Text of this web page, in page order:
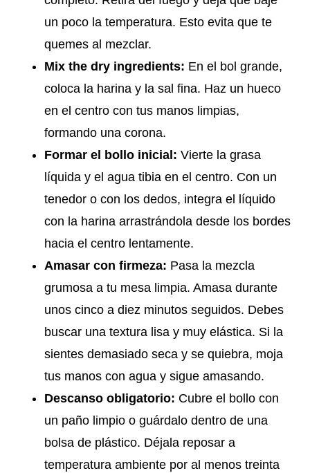
un poco la temperatura. Esto evita que te
quemes al mezclar.
Mix the dry ingredients: En el bol grande,
coloca la harina y la sal fina. Haz un hueco
en el centro con tus manos limpias,
formando una corona.
Formar el bollo inicial: Vierte la grasa
líquida y el agua tibia en el centro. Con un
tenedor o con los dedos, integra el líquido
con la harina arrastrándola desde los bordes
hacia el centro lentamente.
Amasar con firmeza: Pasa la mezcla
grumosa a tu mesa limpia. Amasa durante
unos cinco a diez minutos seguidos. Debes
buscar una textura lisa y muy elástica. Si la
sientes demasiado seca y se quiebra, moja
tus manos con agua y sigue amasando.
Descanso obligatorio: Cubre el bollo con
un paño limpio o guárdalo dentro de una
bolsa de plástico. Déjala reposar a
temperatura ambiente por al menos treinta